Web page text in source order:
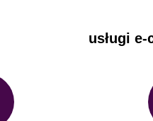
usługi